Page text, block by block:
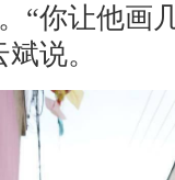
“你让他画
说。